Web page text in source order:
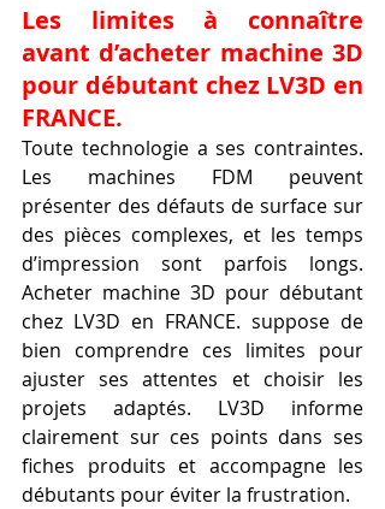
Les limites à connaître
avant d’acheter machine 3D
pour débutant chez LV3D en
FRANCE.
Toute technologie a ses contraintes.
Les machines FDM peuvent
présenter des défauts de surface sur
des pièces complexes, et les temps
d’impression sont parfois longs.
Acheter machine 3D pour débutant
chez LV3D en FRANCE. suppose de
bien comprendre ces limites pour
ajuster ses attentes et choisir les
projets adaptés. LV3D informe
clairement sur ces points dans ses
fiches produits et accompagne les
débutants pour éviter la frustration.